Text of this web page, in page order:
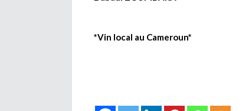
*Vin local au Cameroun*